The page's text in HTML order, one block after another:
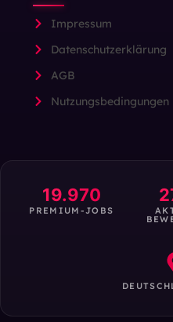
Impressum
Datenschutzerklärung
AGB
Nutzungsbedingungen
19.970
PREMIUM-JOBS